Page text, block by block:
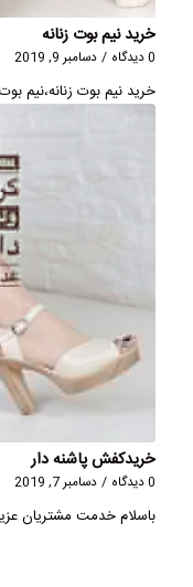
خرید نیم بوت زنانه
0 دیدگاه / دسامبر 9, 2019
خرید نیم بوت زنانه،نیم
خریدکفش پاشنه دار
0 دیدگاه / دسامبر 7, 2019
باسلام خدمت مشتریان